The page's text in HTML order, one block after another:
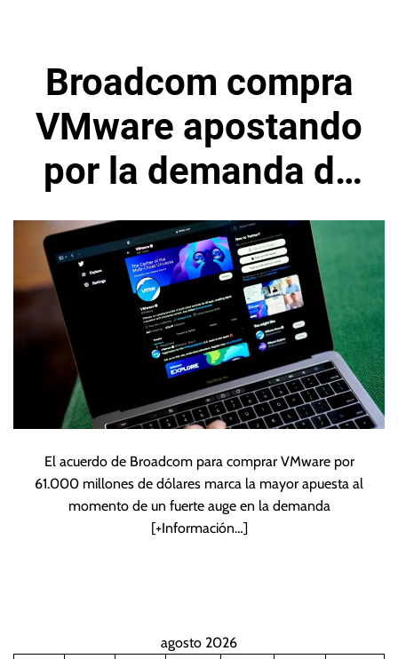
Broadcom compra
VMware apostando
por la demanda de
software
El acuerdo de Broadcom para comprar VMware por
61.000 millones de dólares marca la mayor apuesta al
momento de un fuerte auge en la demanda
[+Información…]
agosto 2026